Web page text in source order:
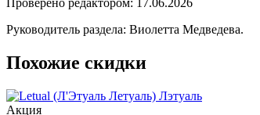
Руководитель раздела: Виолетта Медведева.
Похожие скидки
Лэтуаль
Акция